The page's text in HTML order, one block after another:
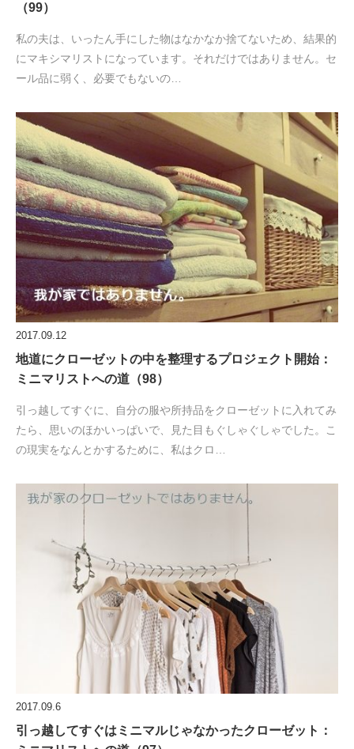
（99）
私の夫は、いったん手にした物はなかなか捨てないため、結果的
にマキシマリストになっています。それだけではありません。セ
ール品に弱く、必要でもないの…
2017.09.12
地道にクローゼットの中を整理するプロジェクト開始：
ミニマリストへの道（98）
引っ越してすぐに、自分の服や所持品をクローゼットに入れてみ
たら、思いのほかいっぱいで、見た目もぐしゃぐしゃでした。こ
の現実をなんとかするために、私はクロ…
2017.09.6
引っ越してすぐはミニマルじゃなかったクローゼット：